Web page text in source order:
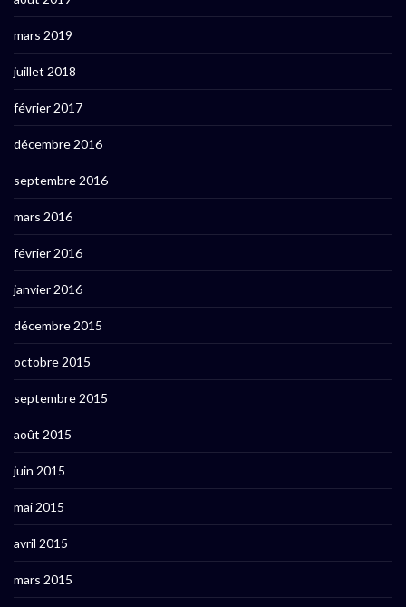
mars 2019
juillet 2018
février 2017
décembre 2016
septembre 2016
mars 2016
février 2016
janvier 2016
décembre 2015
octobre 2015
septembre 2015
août 2015
juin 2015
mai 2015
avril 2015
mars 2015